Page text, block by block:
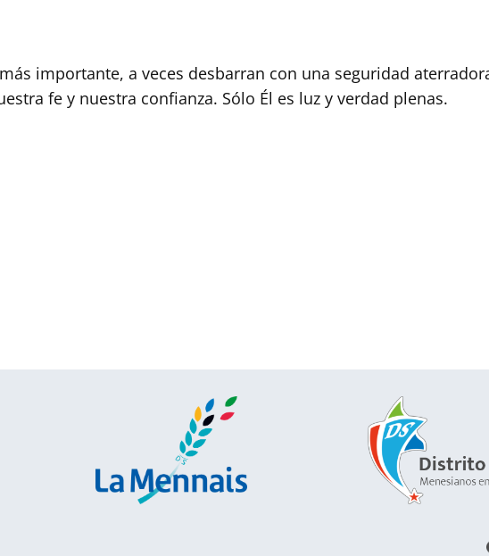
importante, a veces desbarran con una seguridad
fe y nuestra confianza. Sólo Él es luz y verdad plenas.